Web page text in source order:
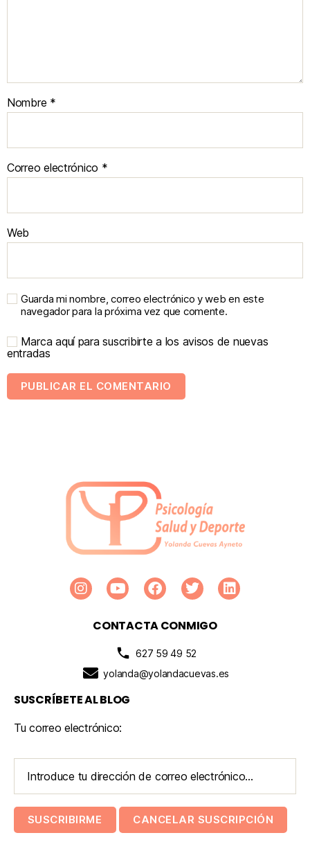
Nombre *
Correo electrónico *
Web
Guarda mi nombre, correo electrónico y web en este
navegador para la próxima vez que comente.
Marca aquí para suscribirte a los avisos de nuevas
entradas
CONTACTA CONMIGO
627 59 49 52
yolanda@yolandacuevas.es
SUSCRÍBETE AL BLOG
Tu correo electrónico: